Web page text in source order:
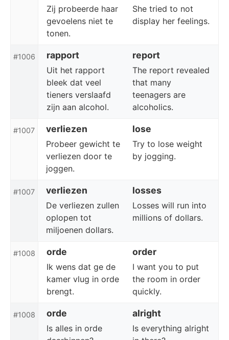
Zij probeerde haar
gevoelens niet te
tonen.
She tried to not
display her feelings.
#1006 rapport report
Uit het rapport
bleek dat veel
tieners verslaafd
zijn aan alcohol.
The report revealed
that many
teenagers are
alcoholics.
#1007 verliezen lose
Probeer gewicht te
verliezen door te
joggen.
Try to lose weight
by jogging.
#1007 verliezen losses
De verliezen zullen
oplopen tot
miljoenen dollars.
Losses will run into
millions of dollars.
#1008 orde order
Ik wens dat ge de
kamer vlug in orde
brengt.
I want you to put
the room in order
quickly.
#1008 orde alright
Is alles in orde
Is everything alright